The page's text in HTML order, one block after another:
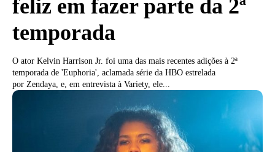
feliz em fazer parte da 2ª
temporada
O ator Kelvin Harrison Jr. foi uma das mais recentes adições à 2ª
temporada de 'Euphoria', aclamada série da HBO estrelada
por Zendaya, e, em entrevista à Variety, ele...